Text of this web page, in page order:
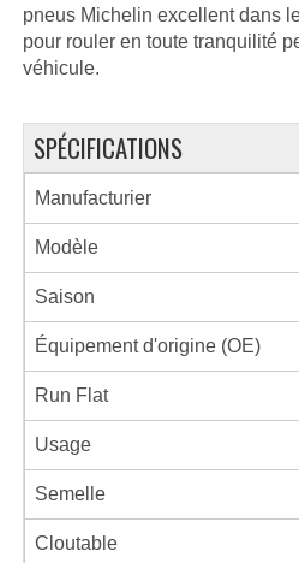
pneus Michelin excellent dans
pour rouler en toute tranquilité
véhicule.
SPÉCIFICATIONS
Manufacturier
Modèle
Saison
Équipement d'origine (OE)
Run Flat
Usage
Semelle
Cloutable